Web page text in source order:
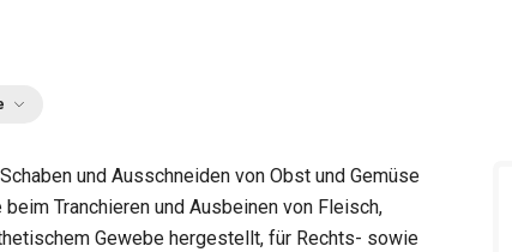
und Ausschneiden von Obst und Gemüse
Tranchieren und Ausbeinen von Fleisch,
Gewebe hergestellt, für Rechts- sowie